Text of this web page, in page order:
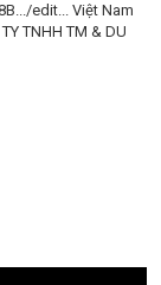
edit... Việt Nam
TNHH TM & DU